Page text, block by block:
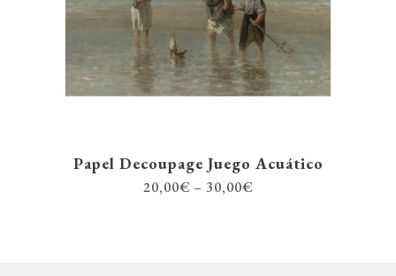
Papel Decoupage Juego Acuático
20,00€ – 30,00€